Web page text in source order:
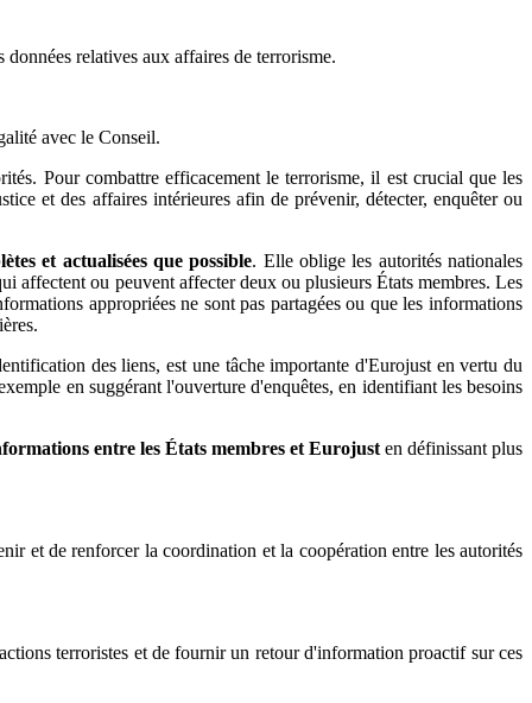
relatives aux affaires de terrorisme.
avec le Conseil.
Pour combattre efficacement le terrorisme, il est crucial que les
et des affaires intérieures afin de prévenir, détecter, enquêter ou
et actualisées que possible. Elle oblige les autorités nationales
affectent ou peuvent affecter deux ou plusieurs États membres. Les
appropriées ne sont pas partagées ou que les informations
des liens, est une tâche importante d'Eurojust en vertu du
en suggérant l'ouverture d'enquêtes, en identifiant les besoins
entre les États membres et Eurojust en définissant plus
et de renforcer la coordination et la coopération entre les autorités
terroristes et de fournir un retour d'information proactif sur ces